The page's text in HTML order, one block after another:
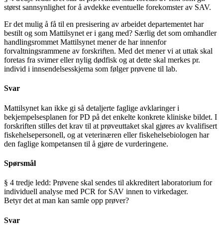
størst sannsynlighet for å avdekke eventuelle forekomster av SAV.
Er det mulig å få til en presisering av arbeidet departementet har
bestilt og som Mattilsynet er i gang med? Særlig det som omhandler
handlingsrommet Mattilsynet mener de har innenfor
forvaltningsrammene av forskriften. Med det mener vi at uttak skal
foretas fra svimer eller nylig dødfisk og at dette skal merkes pr.
individ i innsendelsesskjema som følger prøvene til lab.
Svar
Mattilsynet kan ikke gi så detaljerte faglige avklaringer i
bekjempelsesplanen for PD på det enkelte konkrete kliniske bildet. I
forskriften stilles det krav til at prøveuttaket skal gjøres av kvalifisert
fiskehelsepersonell, og at veterinæren eller fiskehelsebiologen har
den faglige kompetansen til å gjøre de vurderingene.
Spørsmål
§ 4 tredje ledd: Prøvene skal sendes til akkreditert laboratorium for
individuell analyse med PCR for SAV innen to virkedager.
Betyr det at man kan samle opp prøver?
Svar